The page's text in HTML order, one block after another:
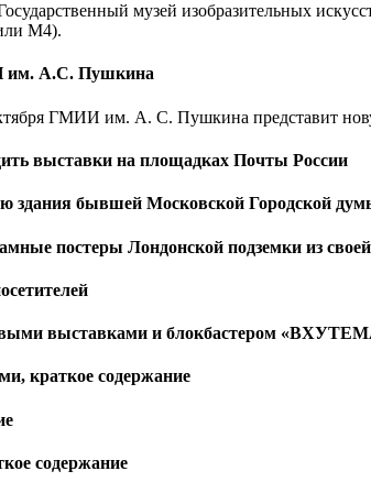
Государственный музей изобразительных
М4).
им. А.С. Пушкина
ГМИИ им. А. С. Пушкина представит
выставки на площадках Почты России
здания бывшей Московской Городской
постеры Лондонской подземки из
выставками и блокбастером
краткое содержание
содержание